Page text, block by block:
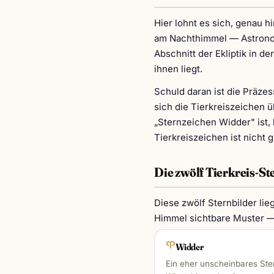
Hier lohnt es sich, genau
am Nachthimmel —
Abschnitt der Ekliptik in
ihnen liegt.
Schuld daran ist die
sich die Tierkreiszeichen
„Sternzeichen Widder"
Tierkreiszeichen ist nicht
Die zwölf Tierkreis-
Diese zwölf Sternbilder
Himmel sichtbare Muster
♈︎Widder
Ein eher unscheinbares